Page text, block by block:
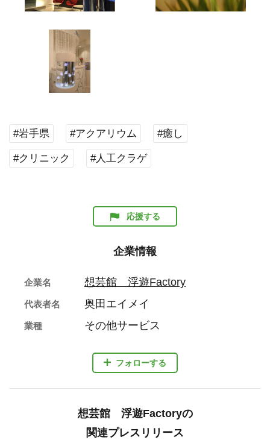
#岩手県 #アクアリウム #癒し
#クリニック #人工クラゲ
応援する
企業情報
フォローする
企業名 想芸館 浮遊Factory
代表者名 奥田エイメイ
業種 その他サービス
想芸館 浮遊Factoryの
関連プレスリリース